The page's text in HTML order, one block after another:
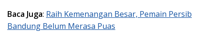
Baca Juga: Raih Kemenangan Besar, Pemain Persib
Bandung Belum Merasa Puas